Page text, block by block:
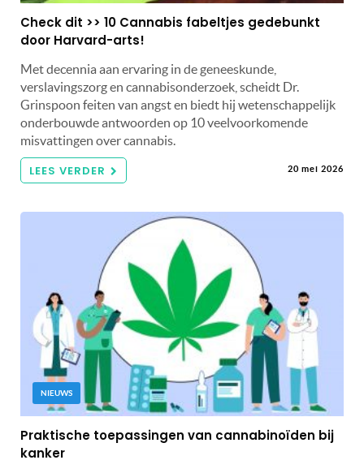
Check dit >> 10 Cannabis fabeltjes gedebunkt
door Harvard-arts!
Met decennia aan ervaring in de geneeskunde,
verslavingszorg en cannabisonderzoek, scheidt Dr.
Grinspoon feiten van angst en biedt hij wetenschappelijk
onderbouwde antwoorden op 10 veelvoorkomende
misvattingen over cannabis.
LEES VERDER 20 mei 2026
NIEUWS
Praktische toepassingen van cannabinoïden bij
kanker